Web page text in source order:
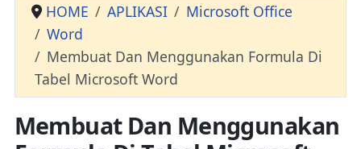
HOME APLIKASI
Microsoft Office
Word
Membuat Dan Menggunakan Formula Di
Tabel Microsoft Word
Membuat Dan Menggunakan